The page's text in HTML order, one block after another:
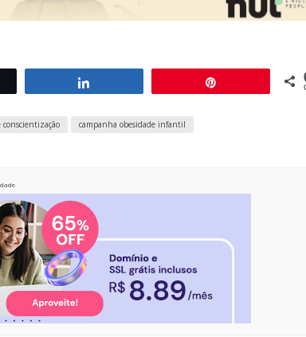
campanha obesidade infantil